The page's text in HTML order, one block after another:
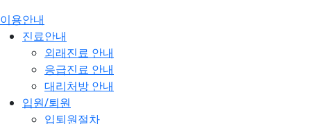
이용안내
진료안내
외래진료 안내
응급진료 안내
대리처방 안내
입원/퇴원
입퇴원절차